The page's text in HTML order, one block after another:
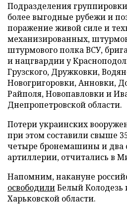
Подразделения
более выгодные рубежи и
поражение живой силе и
механизированных,
штурмового полка ВСУ,
и нацгвардии у
Грузского, Дружковки,
Новогригоровки, Анновки,
Райполя, Новопавловки и
Днепропетровской области.
Потери украинских
при этом составили свыше
четыре бронемашины и два
артиллерии, отчитались в
Напомним, накануне
освободилиБелый Колодезь
Харьковской области.